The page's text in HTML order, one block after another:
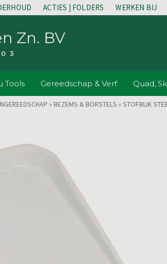
ACTIES | FOLDERS WERKEN BIJ
Zn. BV
Tools Gereedschap & Verf Quad,
» BEZEMS & BORSTELS » STOFBLIK